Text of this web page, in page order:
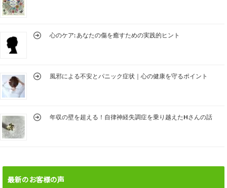
心のケア: あなたの傷を癒すための実践的ヒント
風邪による不安とパニック症状｜心の健康を守るポイント
年収の壁を超える！自律神経失調症を乗り越えたHさんの話
最新のお客様の声